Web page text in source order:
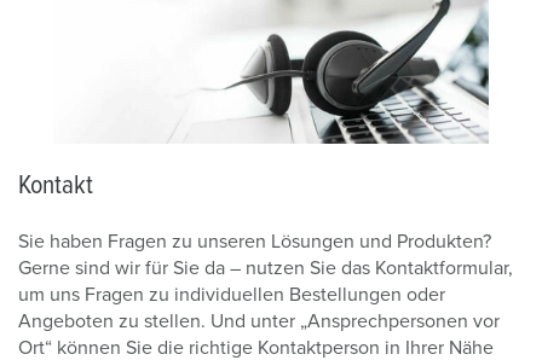
Kontakt
Sie haben Fragen zu unseren Lösungen und Produkten?
Gerne sind wir für Sie da – nutzen Sie das Kontaktformular,
um uns Fragen zu individuellen Bestellungen oder
Angeboten zu stellen. Und unter „Ansprechpersonen vor
Ort“ können Sie die richtige Kontaktperson in Ihrer Nähe